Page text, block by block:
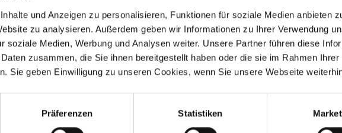
und Anzeigen zu personalisieren, Funktionen für soziale Medien anbieten
zu analysieren. Außerdem geben wir Informationen zu Ihrer Verwendung
soziale Medien, Werbung und Analysen weiter. Unsere Partner führen diese
zusammen, die Sie ihnen bereitgestellt haben oder die sie im Rahmen Ihrer
Sie geben Einwilligung zu unseren Cookies, wenn Sie unsere Webseite
Präferenzen Statistiken